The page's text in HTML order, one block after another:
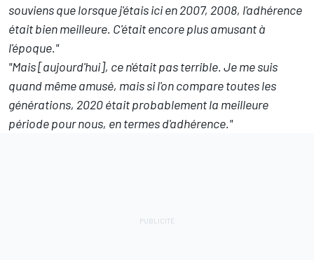
souviens que lorsque j'étais ici en 2007, 2008, l'adhérence
était bien meilleure. C'était encore plus amusant à
l'époque."
"Mais [aujourd'hui], ce n'était pas terrible. Je me suis
quand même amusé, mais si l'on compare toutes les
générations, 2020 était probablement la meilleure
période pour nous, en termes d'adhérence."